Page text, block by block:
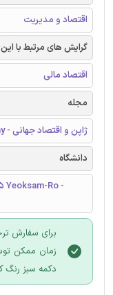
اقتصاد و مدیریت
گرایش های مرتبط با این
اقتصاد مالی
مجله
ژاپن و اقتصاد جهانی - Japan and the World Economy
دانشگاه
Yeoksam-Ro -
برای سفارش
زمان ممکن
دکمه سبز رنگ